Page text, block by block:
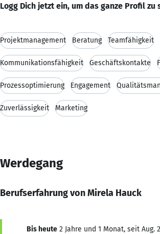
Logg Dich jetzt ein, um das ganze Profil zu
Projektmanagement Beratung Teamfähigkeit
Kommunikationsfähigkeit Geschäftskontakte
Prozessoptimierung Engagement
Zuverlässigkeit Marketing
Werdegang
Berufserfahrung von Mirela Hauck
Bis heute 2 Jahre und 1 Monat, seit Aug.